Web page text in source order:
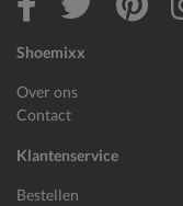
Shoemixx
Over ons
Contact
Klantenservice
Bestellen